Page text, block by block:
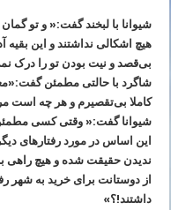
شیوانا با لبخند گفت:« و تو
هیچ اشکالی نداشتند و این
بی‌قصد و نیت بودن تو را درک
شاگرد با حالتی مطمئن
کاملا بی‌تقصیرم و هر چه است
شیوانا گفت:« وقتی کسی
این اساس در مورد رفتارهای
ندیدن حقیقت شده و هیچ راهی
از دوستانت برای خرید به شهر
داشتند!؟»